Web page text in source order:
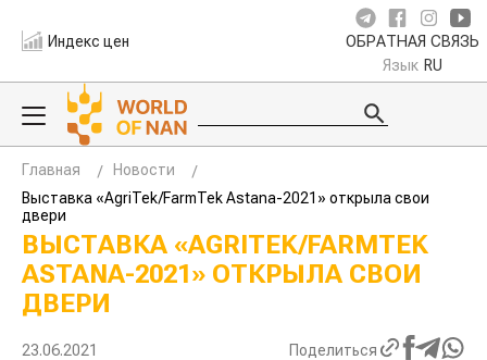
Индекс цен ОБРАТНАЯ СВЯЗЬ
Язык RU
Главная
Новости
Выставка «AgriTek/FarmTek Astana-2021» открыла свои
двери
ВЫСТАВКА «AGRITEK/FARMTEK
ASTANA-2021» ОТКРЫЛА СВОИ
ДВЕРИ
23.06.2021 Поделиться